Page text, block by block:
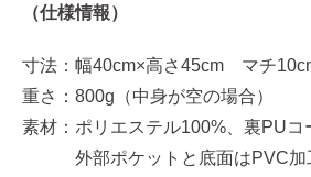
（仕様情報）
寸法：幅40cm×高さ45cm マチ
重さ：800g（中身が空の場合）
素材：ポリエステル100%、裏PUコ
外部ポケットと底面はPVC加